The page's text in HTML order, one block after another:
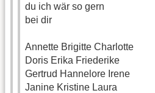
du ich wär so gern
bei dir
Annette Brigitte Charlotte
Doris Erika Friederike
Gertrud Hannelore Irene
Janine Kristine Laura